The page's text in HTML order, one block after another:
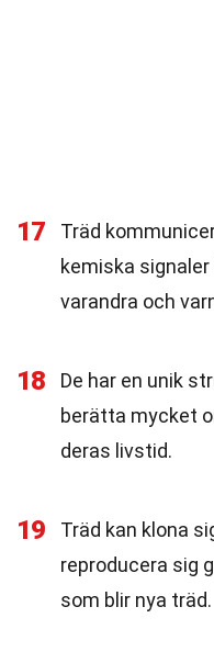
17
Träd
kemiska
varandra och
18
De har en unik
berätta mycket
deras livstid.
19
Träd kan klona
reproducera sig
som blir nya träd.